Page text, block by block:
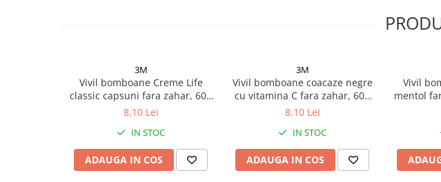
Suplimente alimentare
Vitamine si minerale
Afectiuni respiratorii
3M
Vivil bomboane Creme Life
classic capsuni fara zahar, 60g
Zephyr Labs
8,10 Lei
IN STOC
ADAUGA IN COS
3M
Vivil bomboane coacaze negre
cu vitamina C fara zahar, 60g
Zephyr Labs
8,10 Lei
IN STOC
ADAUGA IN COS
Vivil
mentol